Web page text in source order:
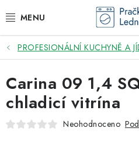
na
DODAVATEL
VESTAVNÉ SPOTŘEBIČE
VOLNĚ STOJÍCÍ SPOTŘEBIČE
PROFESIONÁLNÍ KUCHYNĚ A
Carina 09 1,4
chladicí vitrína
Neohodnoceno